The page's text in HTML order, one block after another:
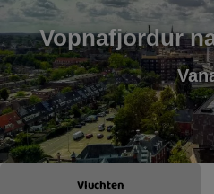
Vopnafjordur